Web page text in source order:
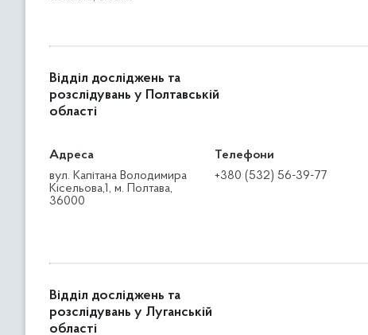
Відділ досліджень та
розслідувань у Полтавській
області
Адреса
вул. Капітана Володимира
Кісельова,1, м. Полтава,
36000
Телефони
+380 (532) 56-39-77
Відділ досліджень та
розслідувань у Луганській
області